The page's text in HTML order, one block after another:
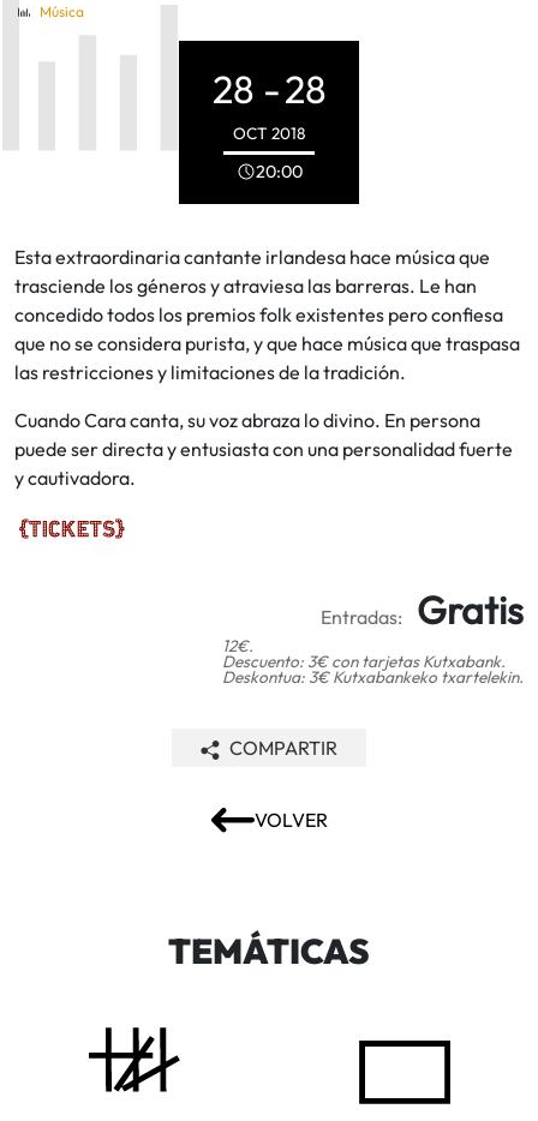
Música
28 -28
OCT 2018
20:00
Esta extraordinaria cantante irlandesa hace música que
trasciende los géneros y atraviesa las barreras. Le han
concedido todos los premios folk existentes pero confiesa
que no se considera purista, y que hace música que traspasa
las restricciones y limitaciones de la tradición.
Cuando Cara canta, su voz abraza lo divino. En persona
puede ser directa y entusiasta con una personalidad fuerte
y cautivadora.
Entradas: Gratis
12€.
Descuento: 3€ con tarjetas Kutxabank.
Deskontua: 3€ Kutxabankeko txartelekin.
VOLVER
COMPARTIR
TEMÁTICAS